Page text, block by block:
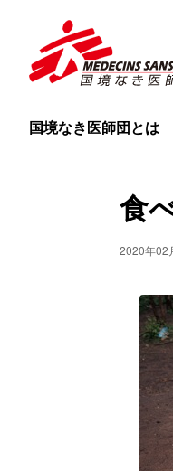
国境なき医師団とは
食
2020年02